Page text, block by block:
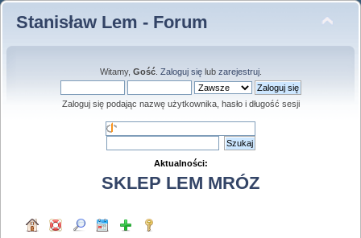
Stanisław Lem - Forum
Witamy, Gość. Zaloguj sięlub zarejestruj.
Zaloguj się podając nazwę użytkownika, hasło i długość sesji
Aktualności:
SKLEP LEM MRÓZ